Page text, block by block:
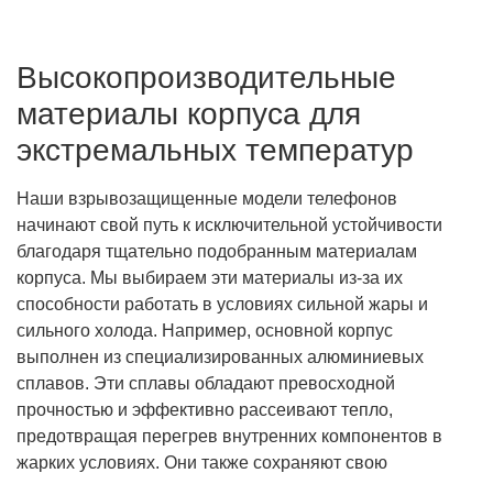
Высокопроизводительные
материалы корпуса для
экстремальных температур
Наши взрывозащищенные модели телефонов
начинают свой путь к исключительной устойчивости
благодаря тщательно подобранным материалам
корпуса. Мы выбираем эти материалы из-за их
способности работать в условиях сильной жары и
сильного холода. Например, основной корпус
выполнен из специализированных алюминиевых
сплавов. Эти сплавы обладают превосходной
прочностью и эффективно рассеивают тепло,
предотвращая перегрев внутренних компонентов в
жарких условиях. Они также сохраняют свою